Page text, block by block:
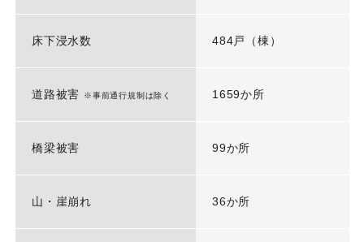
床下浸水数 484戸（棟）
道路被害 ※事前通行規制は除く 1659か所
橋梁被害 99か所
山・崖崩れ 36か所